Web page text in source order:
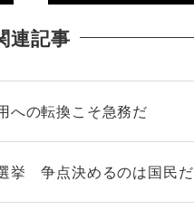
連記事
の転換こそ急務だ
挙 争点決めるのは国民だ